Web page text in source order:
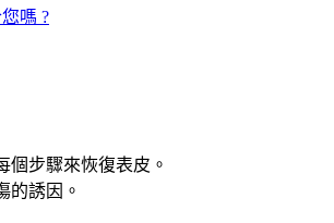
嗎 ?
個步驟來恢復表皮。
的誘因。